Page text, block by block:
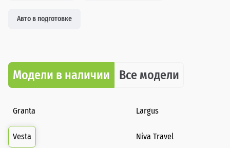
Авто в подготовке
Модели в наличии Все модели
Granta Largus
Vesta Niva Travel